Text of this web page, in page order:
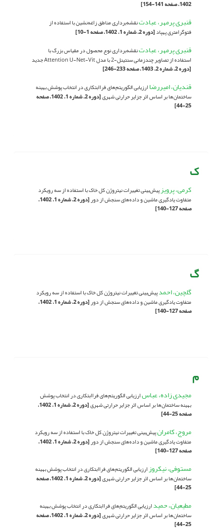
1402، صفحه 141-154]
قنبری پرمهر، عبادتنقشه‌برداری مناطق زاغه‌نشین با استفاده از
فتوگرامتری پهپاد[دوره 2، شماره 1، 1402، صفحه 1-10]
قنبری پرمهر، عبادتنقشه‌برداری نوع محصول در مقیاس بزرگ با
استفاده از تصاویر چند‌زمانی سنتینل-2 با مدل Attention U-Net-Vit جدید
[دوره 2، شماره 2، 1403، صفحه 233-246]
قندیان، امیررضاارزیابی الگوریتم‌های فراابتکاری در انتخاب پوشش بهینه
ساختمان‌ها بر اساس اثر جزایر حرارتی شهری
[دوره 2، شماره 1، 1402، صفحه
25-44]
ک
کرمی، پرویزپیش‌بینی تغییرات نیتروژن کل خاک با استفاده از سه رویکرد
متفاوت یادگیری ماشین و داده‌های سنجش از دور
[دوره 2، شماره 1، 1402،
صفحه 127-140]
گ
گلچین، احمدپیش‌بینی تغییرات نیتروژن کل خاک با استفاده از سه رویکرد
متفاوت یادگیری ماشین و داده‌های سنجش از دور
[دوره 2، شماره 1، 1402،
صفحه 127-140]
م
مجیدی زاده، عباسارزیابی الگوریتم‌های فراابتکاری در انتخاب پوشش
بهینه ساختمان‌ها بر اساس اثر جزایر حرارتی شهری
[دوره 2، شماره 1، 1402،
صفحه 25-44]
مروج، کامرانپیش‌بینی تغییرات نیتروژن کل خاک با استفاده از سه رویکرد
متفاوت یادگیری ماشین و داده‌های سنجش از دور
[دوره 2، شماره 1، 1402،
صفحه 127-140]
مستوفی، نیکروزارزیابی الگوریتم‌های فراابتکاری در انتخاب پوشش بهینه
ساختمان‌ها بر اساس اثر جزایر حرارتی شهری
[دوره 2، شماره 1، 1402، صفحه
25-44]
مطیعیان، حمیدارزیابی الگوریتم‌های فراابتکاری در انتخاب پوشش بهینه
ساختمان‌ها بر اساس اثر جزایر حرارتی شهری
[دوره 2، شماره 1، 1402، صفحه
25-44]